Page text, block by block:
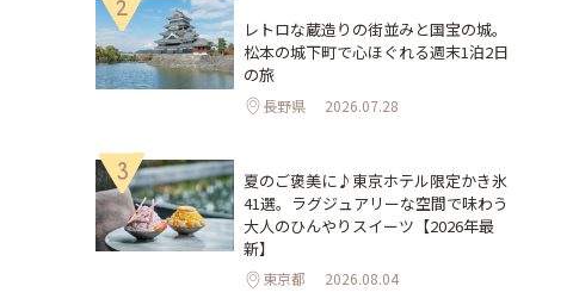
2
レトロな蔵造りの街並みと国宝の城。
松本の城下町で心ほぐれる週末1泊2日
の旅
長野県 2026.07.28
3
夏のご褒美に♪東京ホテル限定かき氷
41選。ラグジュアリーな空間で味わう
大人のひんやりスイーツ【2026年最
新】
東京都 2026.08.04